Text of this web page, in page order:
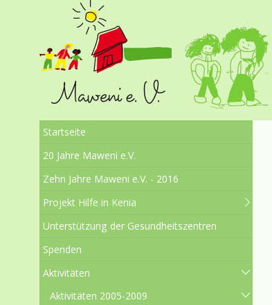
Startseite
20 Jahre Maweni e.V.
Zehn Jahre Maweni e.V. - 2016
Projekt Hilfe in Kenia
Unterstützung der Gesundheitszentren
Spenden
Aktivitäten
Aktivitäten 2005-2009